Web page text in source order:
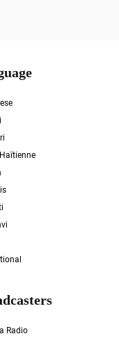
Radio